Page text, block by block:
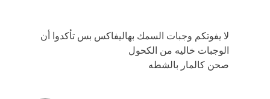
لا يفوتكم وجبات السمك بهاليفاكس بس تأكدوا أن
الوجبات خاليه من الكحول
صحن كالمار بالشطه